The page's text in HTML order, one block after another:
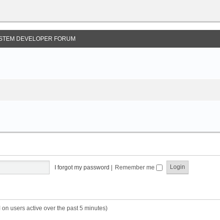
DEVELOPER FORUM
I forgot my password | Remember me
users active over the past 5 minutes)